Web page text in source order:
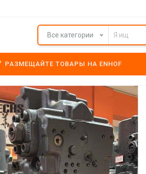
Все категории
РАЗМЕЩАЙТЕ ТОВАРЫ НА ENHOF